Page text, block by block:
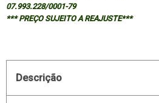
07.993.228/0001-79
*** PREÇO SUJEITO A REAJUSTE***
Descrição